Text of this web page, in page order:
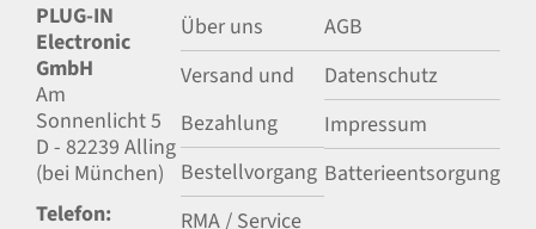
PLUG-IN
Electronic
GmbH
Am
Sonnenlicht 5
D - 82239 Alling
(bei München)
Telefon:
Über uns
Versand und
Bezahlung
Bestellvorgang
RMA / Service
AGB
Datenschutz
Impressum
Batterieentsorgung